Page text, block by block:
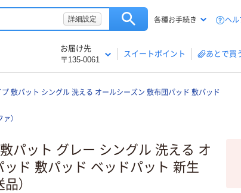
詳細設定 各種お手続き ヘル
お届け先
〒135-0061
スイートポイント あとで買
敷パット シングル 洗える オールシーズン 敷布団パッド 敷パッド
）
パット グレー シングル 洗える オ
ド 敷パッド ベッドパット 新生
）